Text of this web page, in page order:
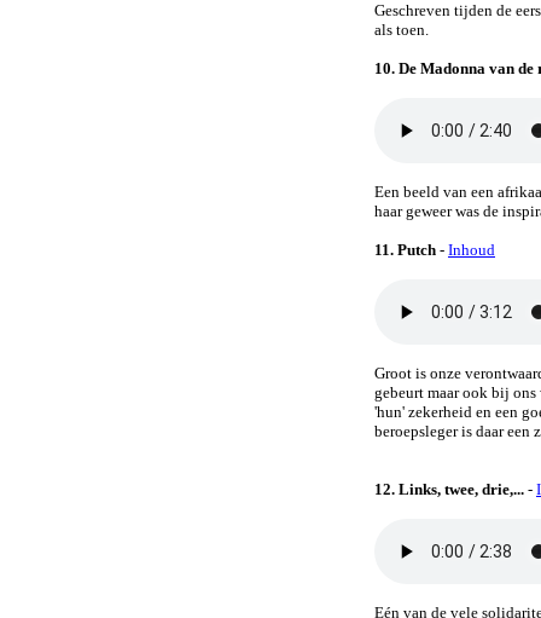
Geschreven tijden de
als toen.
10. De Madonna van de
Een beeld van een
haar geweer was de
11. Putch - Inhoud
Groot is onze
gebeurt maar ook bij ons
'hun' zekerheid en een
beroepsleger is daar
12. Links, twee, drie,... -
Eén van de vele